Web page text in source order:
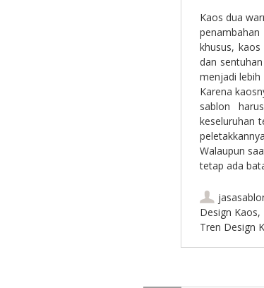
Kaos dua
khusus,
dan
menjadi
Karena
sablon
keseluruhan
Walaupun
tetap ada
Design Kaos,
Tren Design